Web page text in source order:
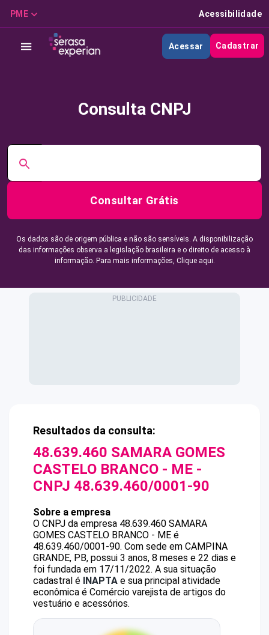
PME Acessibilidade
Acessar Cadastrar
Consulta CNPJ
Consultar Grátis
Os dados são de origem pública e não são sensíveis. A disponibilização
das informações observa a legislação brasileira e o direito de acesso à
informação. Para mais informações, Clique aqui.
Resultados da consulta:
48.639.460 SAMARA GOMES
CASTELO BRANCO - ME -
CNPJ 48.639.460/0001-90
Sobre a empresa
O CNPJ da empresa 48.639.460 SAMARA
GOMES CASTELO BRANCO - ME é
48.639.460/0001-90. Com sede em CAMPINA
GRANDE, PB, possui 3 anos, 8 meses e 22 dias e
foi fundada em 17/11/2022. A sua situação
cadastral é INAPTA e sua principal atividade
econômica é Comércio varejista de artigos do
vestuário e acessórios.